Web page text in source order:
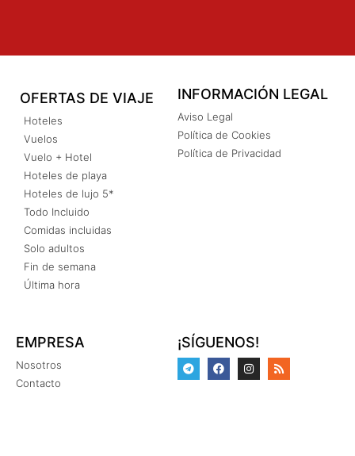
OFERTAS DE VIAJE
Hoteles
Vuelos
Vuelo + Hotel
Hoteles de playa
Hoteles de lujo 5*
Todo Incluido
Comidas incluidas
Solo adultos
Fin de semana
Última hora
INFORMACIÓN LEGAL
Aviso Legal
Política de Cookies
Política de Privacidad
EMPRESA
Nosotros
Contacto
¡SÍGUENOS!